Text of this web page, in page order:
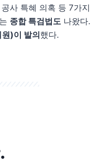
사 특혜 의혹 등 7가지
종합 특검법도 나왔다.
)이 발의 했다.